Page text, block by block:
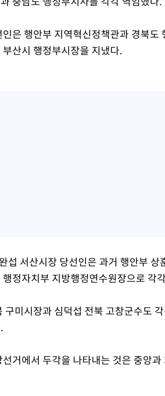
은 행안부 지역혁신정책관과 경북
산시 행정부시장을 지냈다.
섭 서산시장 당선인은 과거 행안부
정자치부 지방행정연수원장으로 각
구미시장과 심덕섭 전북 고창군수도
거에서 두각을 나타내는 것은 중앙